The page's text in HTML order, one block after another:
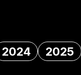
2024 2025